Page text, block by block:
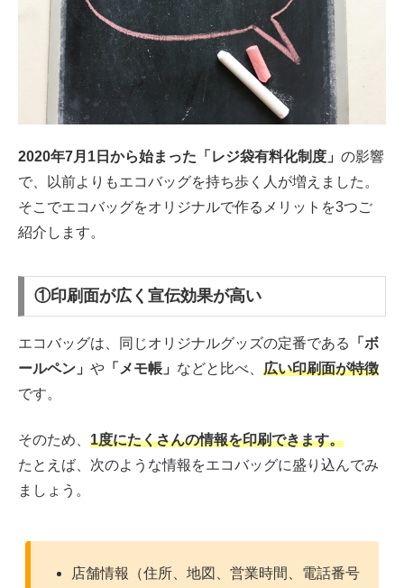
2020年7月1日から始まった「レジ袋有料化制度」 の影響
で、以前よりもエコバッグを持ち歩く人が増えました。
そこでエコバッグをオリジナルで作るメリットを3つご
紹介します。
①印刷面が広く宣伝効果が高い
エコバッグは、同じオリジナルグッズの定番である
「ボ
ールペン」 や 「メモ帳」 などと比べ、 広い印刷面が特徴
です。
そのため、 1度にたくさんの情報を印刷できます。
たとえば、次のような情報をエコバッグに盛り込んでみ
ましょう。
店舗情報（住所、地図、営業時間、電話番号